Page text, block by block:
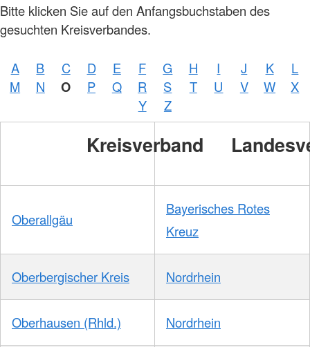
Bitte klicken Sie auf den Anfangsbuchstaben des
gesuchten Kreisverbandes.
A B C D E F G H I J K
L
M
N O P Q R S T U V W
X
Y
Z
Kreisverband
Oberallgäu
Bayerisches Rotes
Kreuz
Oberbergischer Kreis Nordrhein
Oberhausen (Rhld.) Nordrhein